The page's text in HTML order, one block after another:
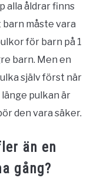
alla åldrar finns
måste vara
för barn på 1
barn. Men en
själv först när
länge pulkan är
den vara säker.
än en
gång?